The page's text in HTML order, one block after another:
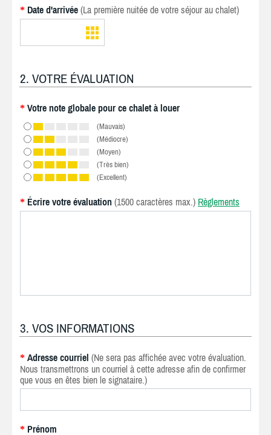
* Date d'arrivée (La première nuitée de votre séjour au chalet)
2. VOTRE ÉVALUATION
* Votre note globale pour ce chalet à louer
(Mauvais)
(Médiocre)
(Moyen)
(Très bien)
(Excellent)
* Écrire votre évaluation (1500 caractères max.) Règlements
3. VOS INFORMATIONS
* Adresse courriel (Ne sera pas affichée avec votre évaluation.
Nous transmettrons un courriel à cette adresse afin de confirmer
que vous en êtes bien le signataire.)
* Prénom